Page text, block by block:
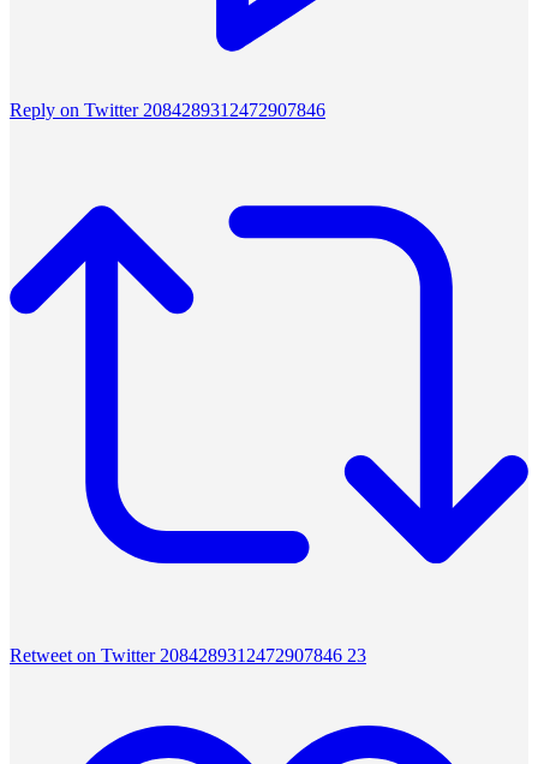
Reply on Twitter 2084289312472907846
Retweet on Twitter 2084289312472907846 23